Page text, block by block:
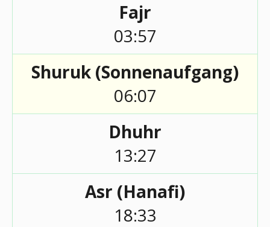
Fajr
03:57
Shuruk (Sonnenaufgang)
06:07
Dhuhr
13:27
Asr (Hanafi)
18:33